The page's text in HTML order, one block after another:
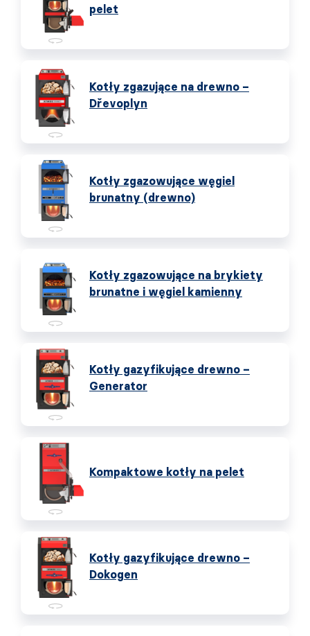
pelet
Kotły zgazujące na drewno –
Dřevoplyn
Kotły zgazowujące węgiel
brunatny (drewno)
Kotły zgazowujące na brykiety
brunatne i węgiel kamienny
Kotły gazyfikujące drewno –
Generator
Kompaktowe kotły na pelet
Kotły gazyfikujące drewno –
Dokogen